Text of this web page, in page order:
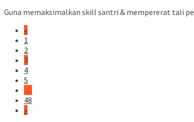
Guna memaksimalkan skill santri & mempererat tali
«
1
2
3
4
5
…
48
»